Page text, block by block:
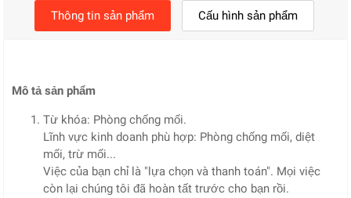
Thông tin sản phẩm Cấu hình sản phẩm
Mô tả sản phẩm
Từ khóa: Phòng chống mối.
Lĩnh vực kinh doanh phù hợp: Phòng chống mối, diệt
mối, trừ mối...
Việc của bạn chỉ là "lựa chọn và thanh toán". Mọi việc
còn lại chúng tôi đã hoàn tất trước cho bạn rồi.